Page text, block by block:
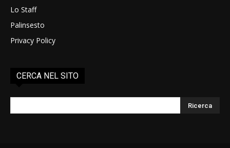
Lo Staff
Palinsesto
Privacy Policy
CERCA NEL SITO